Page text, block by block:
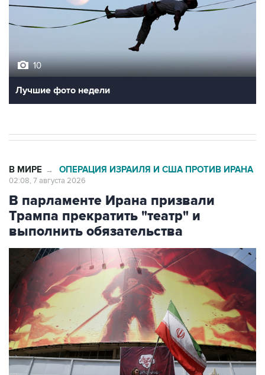
10
Лучшие фото недели
В МИРЕ → ОПЕРАЦИЯ ИЗРАИЛЯ И США ПРОТИВ ИРАНА
02:08, 7 августа 2026
В парламенте Ирана призвали
Трампа прекратить "театр" и
выполнить обязательства